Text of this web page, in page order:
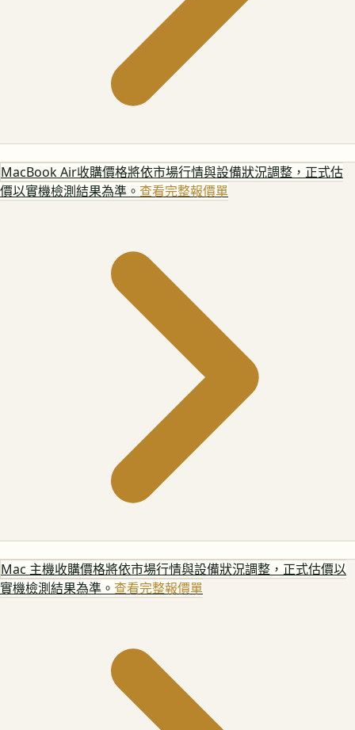
MacBook Air收購價格將依市場行情與設備狀況調整，正式估
價以實機檢測結果為準。 查看完整報價單
Mac 主機收購價格將依市場行情與設備狀況調整，正式估價以
實機檢測結果為準。 查看完整報價單